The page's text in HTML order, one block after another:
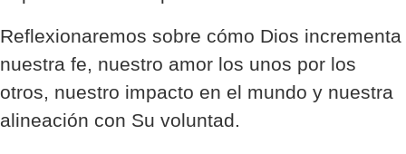
Reflexionaremos sobre cómo Dios incrementa
nuestra fe, nuestro amor los unos por los
otros, nuestro impacto en el mundo y nuestra
alineación con Su voluntad.